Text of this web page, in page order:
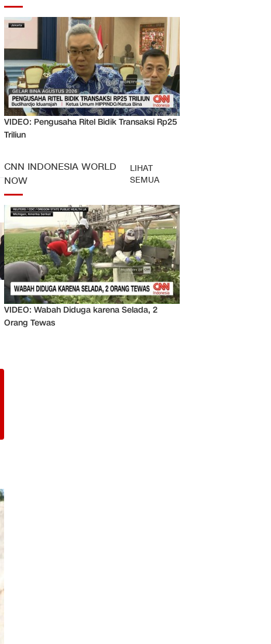
VIDEO: Pengusaha Ritel Bidik Transaksi Rp25
Triliun
CNN INDONESIA WORLD
NOW
LIHAT
SEMUA
VIDEO: Wabah Diduga karena Selada, 2
Orang Tewas